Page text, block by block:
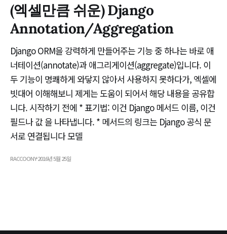
(엑셀만큼 쉬운) Django
Annotation/Aggregation
Django ORM을 강력하게 만들어주는 기능 중 하나는 바로 애
너테이션(annotate)과 애그리게이션(aggregate)입니다. 이
두 기능이 명쾌하게 와닿지 않아서 사용하지 못하다가, 엑셀에
빗대어 이해해보니 제게는 도움이 되어서 해당 내용을 공유합
니다. 시작하기 전에 * 표기법: 이건 Django 메서드 이름, 이건
필드나 값 을 나타냅니다. * 메서드의 링크는 Django 공식 문
서로 연결됩니다 모델
RACCOONY2016년 5월 25일